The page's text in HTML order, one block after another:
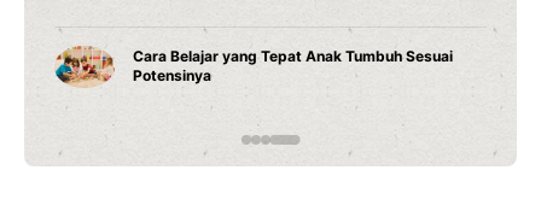
Cara Belajar yang Tepat Anak Tumbuh Sesuai
Potensinya